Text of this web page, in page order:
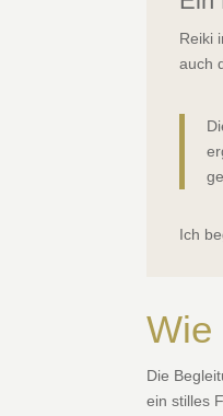
Reiki
auch
Ich
Wie
Die
ein stilles